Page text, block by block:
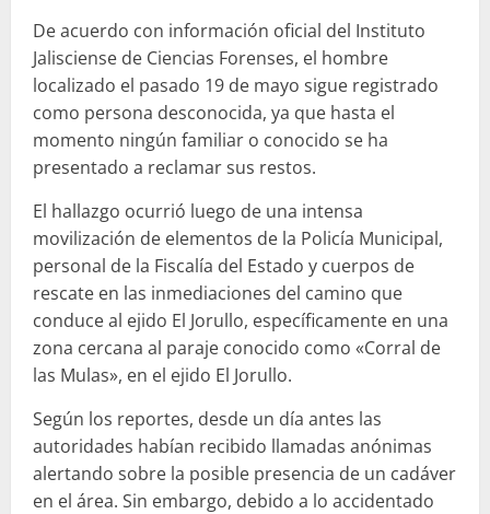
De acuerdo con información oficial del Instituto
Jalisciense de Ciencias Forenses, el hombre
localizado el pasado 19 de mayo sigue registrado
como persona desconocida, ya que hasta el
momento ningún familiar o conocido se ha
presentado a reclamar sus restos.
El hallazgo ocurrió luego de una intensa
movilización de elementos de la Policía Municipal,
personal de la Fiscalía del Estado y cuerpos de
rescate en las inmediaciones del camino que
conduce al ejido El Jorullo, específicamente en una
zona cercana al paraje conocido como «Corral de
las Mulas», en el ejido El Jorullo.
Según los reportes, desde un día antes las
autoridades habían recibido llamadas anónimas
alertando sobre la posible presencia de un cadáver
en el área. Sin embargo, debido a lo accidentado